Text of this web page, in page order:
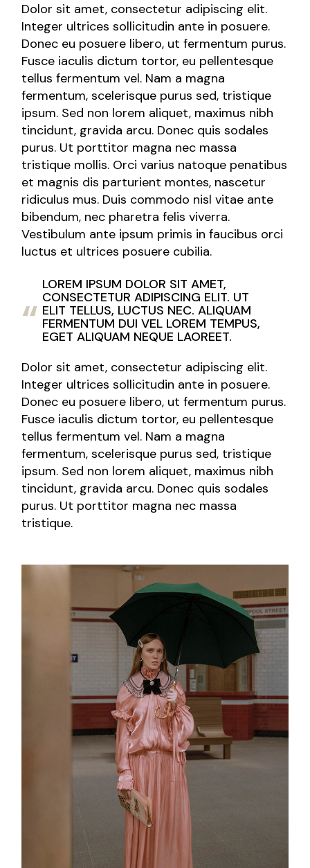
Dolor sit amet, consectetur adipiscing elit.
Integer ultrices sollicitudin ante in posuere.
Donec eu posuere libero, ut fermentum purus.
Fusce iaculis dictum tortor, eu pellentesque
tellus fermentum vel. Nam a magna
fermentum, scelerisque purus sed, tristique
ipsum. Sed non lorem aliquet, maximus nibh
tincidunt, gravida arcu. Donec quis sodales
purus. Ut porttitor magna nec massa
tristique mollis. Orci varius natoque penatibus
et magnis dis parturient montes, nascetur
ridiculus mus. Duis commodo nisl vitae ante
bibendum, nec pharetra felis viverra.
Vestibulum ante ipsum primis in faucibus orci
luctus et ultrices posuere cubilia.
LOREM IPSUM DOLOR SIT AMET,
CONSECTETUR ADIPISCING ELIT. UT
ELIT TELLUS, LUCTUS NEC. ALIQUAM
FERMENTUM DUI VEL LOREM TEMPUS,
EGET ALIQUAM NEQUE LAOREET.
Dolor sit amet, consectetur adipiscing elit.
Integer ultrices sollicitudin ante in posuere.
Donec eu posuere libero, ut fermentum purus.
Fusce iaculis dictum tortor, eu pellentesque
tellus fermentum vel. Nam a magna
fermentum, scelerisque purus sed, tristique
ipsum. Sed non lorem aliquet, maximus nibh
tincidunt, gravida arcu. Donec quis sodales
purus. Ut porttitor magna nec massa
tristique.